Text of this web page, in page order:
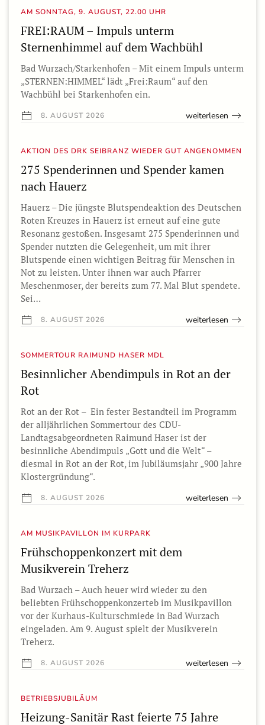
AM SONNTAG, 9. AUGUST, 22.00 UHR
FREI:RAUM – Impuls unterm
Sternenhimmel auf dem Wachbühl
Bad Wurzach/Starkenhofen – Mit einem Impuls unterm
„STERNEN:HIMMEL“ lädt „Frei:Raum“ auf den
Wachbühl bei Starkenhofen ein.
8. AUGUST 2026 weiterlesen
AKTION DES DRK SEIBRANZ WIEDER GUT ANGENOMMEN
275 Spenderinnen und Spender kamen
nach Hauerz
Hauerz – Die jüngste Blutspendeaktion des Deutschen
Roten Kreuzes in Hauerz ist erneut auf eine gute
Resonanz gestoßen. Insgesamt 275 Spenderinnen und
Spender nutzten die Gelegenheit, um mit ihrer
Blutspende einen wichtigen Beitrag für Menschen in
Not zu leisten. Unter ihnen war auch Pfarrer
Meschenmoser, der bereits zum 77. Mal Blut spendete.
Sei…
8. AUGUST 2026 weiterlesen
SOMMERTOUR RAIMUND HASER MDL
Besinnlicher Abendimpuls in Rot an der
Rot
Rot an der Rot – Ein fester Bestandteil im Programm
der alljährlichen Sommertour des CDU-
Landtagsabgeordneten Raimund Haser ist der
besinnliche Abendimpuls „Gott und die Welt“ –
diesmal in Rot an der Rot, im Jubiläumsjahr „900 Jahre
Klostergründung“.
8. AUGUST 2026 weiterlesen
AM MUSIKPAVILLON IM KURPARK
Frühschoppenkonzert mit dem
Musikverein Treherz
Bad Wurzach – Auch heuer wird wieder zu den
beliebten Frühschoppenkonzerteb im Musikpavillon
vor der Kurhaus-Kulturschmiede in Bad Wurzach
eingeladen. Am 9. August spielt der Musikverein
Treherz.
8. AUGUST 2026 weiterlesen
BETRIEBSJUBILÄUM
Heizung-Sanitär Rast feierte 75 Jahre